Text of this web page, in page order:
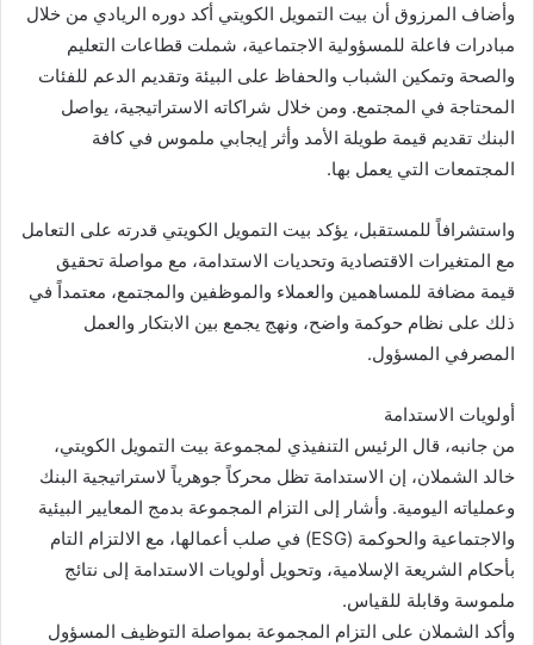
وأضاف المرزوق أن بيت التمويل الكويتي أكد دوره الريادي من خلال
مبادرات فاعلة للمسؤولية الاجتماعية، شملت قطاعات التعليم
والصحة وتمكين الشباب والحفاظ على البيئة وتقديم الدعم للفئات
المحتاجة في المجتمع. ومن خلال شراكاته الاستراتيجية، يواصل
البنك تقديم قيمة طويلة الأمد وأثر إيجابي ملموس في كافة
المجتمعات التي يعمل بها.
واستشرافاً للمستقبل، يؤكد بيت التمويل الكويتي قدرته على التعامل
مع المتغيرات الاقتصادية وتحديات الاستدامة، مع مواصلة تحقيق
قيمة مضافة للمساهمين والعملاء والموظفين والمجتمع، معتمداً في
ذلك على نظام حوكمة واضح، ونهج يجمع بين الابتكار والعمل
المصرفي المسؤول.
أولويات الاستدامة
من جانبه، قال الرئيس التنفيذي لمجموعة بيت التمويل الكويتي،
خالد الشملان، إن الاستدامة تظل محركاً جوهرياً لاستراتيجية البنك
وعملياته اليومية. وأشار إلى التزام المجموعة بدمج المعايير البيئية
والاجتماعية والحوكمة (ESG) في صلب أعمالها، مع الالتزام التام
بأحكام الشريعة الإسلامية، وتحويل أولويات الاستدامة إلى نتائج
ملموسة وقابلة للقياس.
وأكد الشملان على التزام المجموعة بمواصلة التوظيف المسؤول